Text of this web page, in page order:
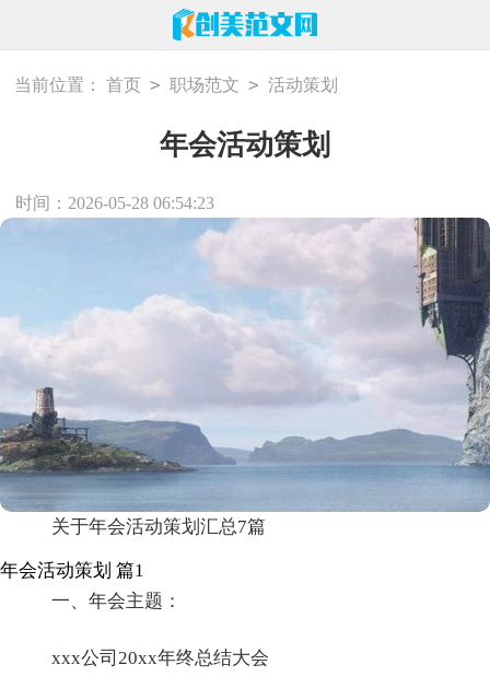
当前位置： 首页 > 职场范文 > 活动策划
年会活动策划
时间：2026-05-28 06:54:23
关于年会活动策划汇总7篇
年会活动策划 篇1
一、年会主题：
xxx公司20xx年终总结大会